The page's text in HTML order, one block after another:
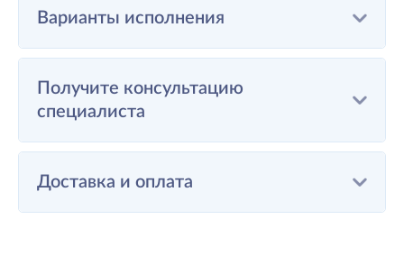
Варианты исполнения
Получите консультацию
специалиста
Доставка и оплата